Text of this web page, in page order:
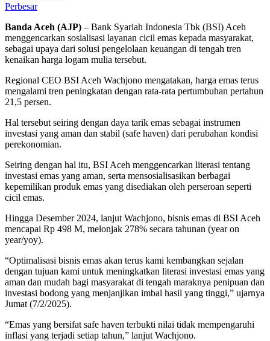
Perbesar
Banda Aceh (AJP) – Bank Syariah Indonesia Tbk (BSI) Aceh
menggencarkan sosialisasi layanan cicil emas kepada masyarakat,
sebagai upaya dari solusi pengelolaan keuangan di tengah tren
kenaikan harga logam mulia tersebut.
Regional CEO BSI Aceh Wachjono mengatakan, harga emas terus
mengalami tren peningkatan dengan rata-rata pertumbuhan pertahun
21,5 persen.
Hal tersebut seiring dengan daya tarik emas sebagai instrumen
investasi yang aman dan stabil (safe haven) dari perubahan kondisi
perekonomian.
Seiring dengan hal itu, BSI Aceh menggencarkan literasi tentang
investasi emas yang aman, serta mensosialisasikan berbagai
kepemilikan produk emas yang disediakan oleh perseroan seperti
cicil emas.
Hingga Desember 2024, lanjut Wachjono, bisnis emas di BSI Aceh
mencapai Rp 498 M, melonjak 278% secara tahunan (year on
year/yoy).
“Optimalisasi bisnis emas akan terus kami kembangkan sejalan
dengan tujuan kami untuk meningkatkan literasi investasi emas yang
aman dan mudah bagi masyarakat di tengah maraknya penipuan dan
investasi bodong yang menjanjikan imbal hasil yang tinggi,” ujarnya
Jumat (7/2/2025).
“Emas yang bersifat safe haven terbukti nilai tidak mempengaruhi
inflasi yang terjadi setiap tahun,” lanjut Wachjono.